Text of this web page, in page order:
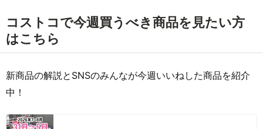
コストコで今週買うべき商品を見たい方
はこちら
新商品の解説とSNSのみんなが今週いいねした商品を紹介
中！